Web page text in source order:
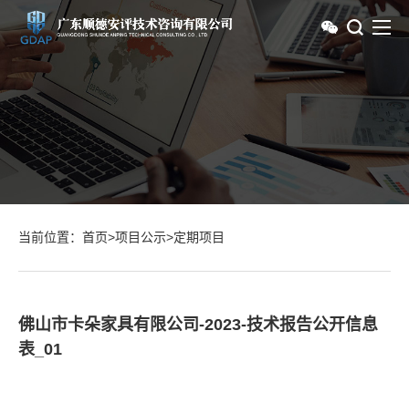
当前位置： 首页>项目公示>定期项目
佛山市卡朵家具有限公司-2023-技术报告公开信息
表_01